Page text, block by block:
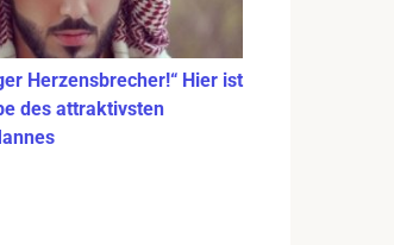
Herzensbrecher!“ Hier ist
des attraktivsten